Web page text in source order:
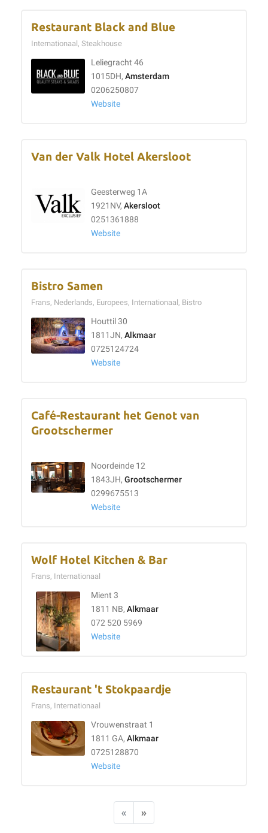
Restaurant Black and Blue
Internationaal, Steakhouse
Leliegracht 46
1015DH, Amsterdam
0206250807
Website
Van der Valk Hotel Akersloot
Geesterweg 1A
1921NV, Akersloot
0251361888
Website
Bistro Samen
Frans, Nederlands, Europees, Internationaal, Bistro
Houttil 30
1811JN, Alkmaar
0725124724
Website
Café-Restaurant het Genot van
Grootschermer
Noordeinde 12
1843JH, Grootschermer
0299675513
Website
Wolf Hotel Kitchen & Bar
Frans, Internationaal
Mient 3
1811 NB, Alkmaar
072 520 5969
Website
Restaurant 't Stokpaardje
Frans, Internationaal
Vrouwenstraat 1
1811 GA, Alkmaar
0725128870
Website
« »